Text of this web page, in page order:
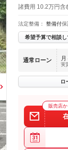
諸費用 10.2万円含
法定整備： 整備付保
希望予算で相談し
通常ローン 月
実
ロ
販売店